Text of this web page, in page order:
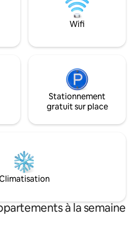
proximité. Caractéristiques : – Balcon
avec vue
barbecue et
Wifi
Stationnement
gratuit sur place
à la semaine